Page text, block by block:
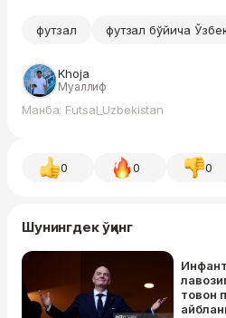
футзал футзал бўйича
Khoja
Муаллиф
Манба: Futsal_Uzbekistan
0 0 0
Шунингдек ўқинг
товон